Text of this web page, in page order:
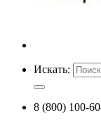
Искать:
8 (800) 100-